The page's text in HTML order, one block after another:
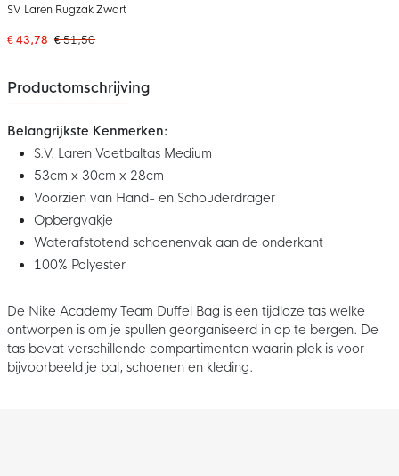
SV Laren Rugzak Zwart
€ 43,78 € 51,50
Productomschrijving
Belangrijkste Kenmerken:
S.V. Laren Voetbaltas Medium
53cm x 30cm x 28cm
Voorzien van Hand- en Schouderdrager
Opbergvakje
Waterafstotend schoenenvak aan de onderkant
100% Polyester
De Nike Academy Team Duffel Bag is een tijdloze tas welke
ontworpen is om je spullen georganiseerd in op te bergen. De
tas bevat verschillende compartimenten waarin plek is voor
bijvoorbeeld je bal, schoenen en kleding.